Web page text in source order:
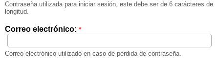
Contraseña utilizada para iniciar sesión, este debe ser de 6 carácteres de
longitud.
Correo electrónico: *
Correo electrónico utilizado en caso de pérdida de contraseña.